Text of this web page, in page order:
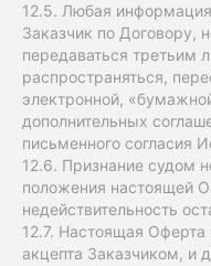
12.5. Любая
Заказчик по Договору,
передаваться третьим
распространяться,
электронной,
дополнительных
письменного согласия
12.6. Признание судом
положения настоящей
недействительность
12.7. Настоящая Оферта
акцепта Заказчиком, и